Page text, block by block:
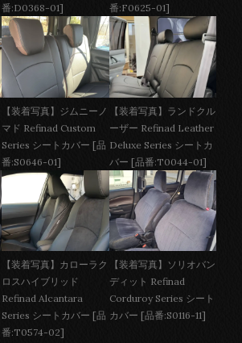
番:D0368-01]
番:F0625-01]
【装着写真】ジムニーノ
マド Refinad Custom
Series シートカバー [品
番:S0646-01]
【装着写真】ランドクル
ーザー Refinad Leather
Deluxe Series シートカ
バー [品番:T0044-01]
【装着写真】カローラク
ロスハイブリッド
Refinad Alcantara
Series シートカバー [品
番:T0574-02]
【装着写真】ソリオバン
ディット Refinad
Corduroy Series シート
カバー [品番:S0116-11]